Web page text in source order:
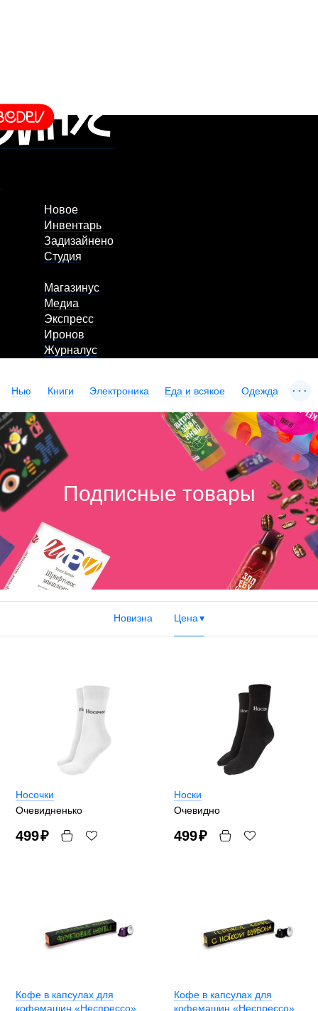
Новое
Инвентарь
Задизайнено
Студия
Магазинус
Медиа
Экспресс
Иронов
Журналус
Нью Книги Электроника Еда и всякое Одежда ...
Подписные товары
Новизна Цена
Носочки
Очевидненько
499₽
Носки
Очевидно
499₽
Кофе в капсулах для
кофемашин «Неспрессо»
Кофе в капсулах для
кофемашин «Неспрессо»